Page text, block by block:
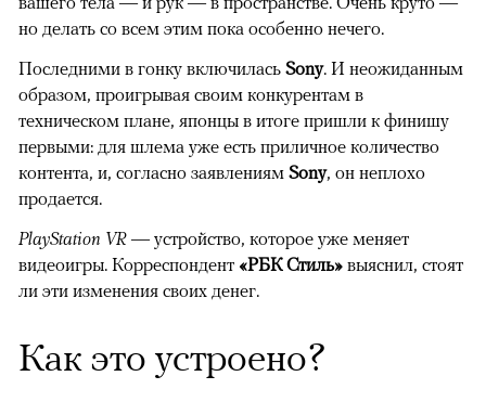
но делать со всем этим пока особенно нечего.
Последними в гонку включилась Sony. И неожиданным
образом, проигрывая своим конкурентам в
техническом плане, японцы в итоге пришли к финишу
первыми: для шлема уже есть приличное количество
контента, и, согласно заявлениям Sony, он неплохо
продается.
PlayStation VR — устройство, которое уже меняет
видеоигры. Корреспондент «РБК Стиль» выяснил, стоят
ли эти изменения своих денег.
Как это устроено?